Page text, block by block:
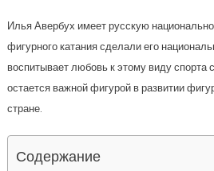
Илья Авербух имеет русскую
фигурного катания сделали его
воспитывает любовь к этому виду спорта
остается важной фигурой в развитии
стране.
Содержание